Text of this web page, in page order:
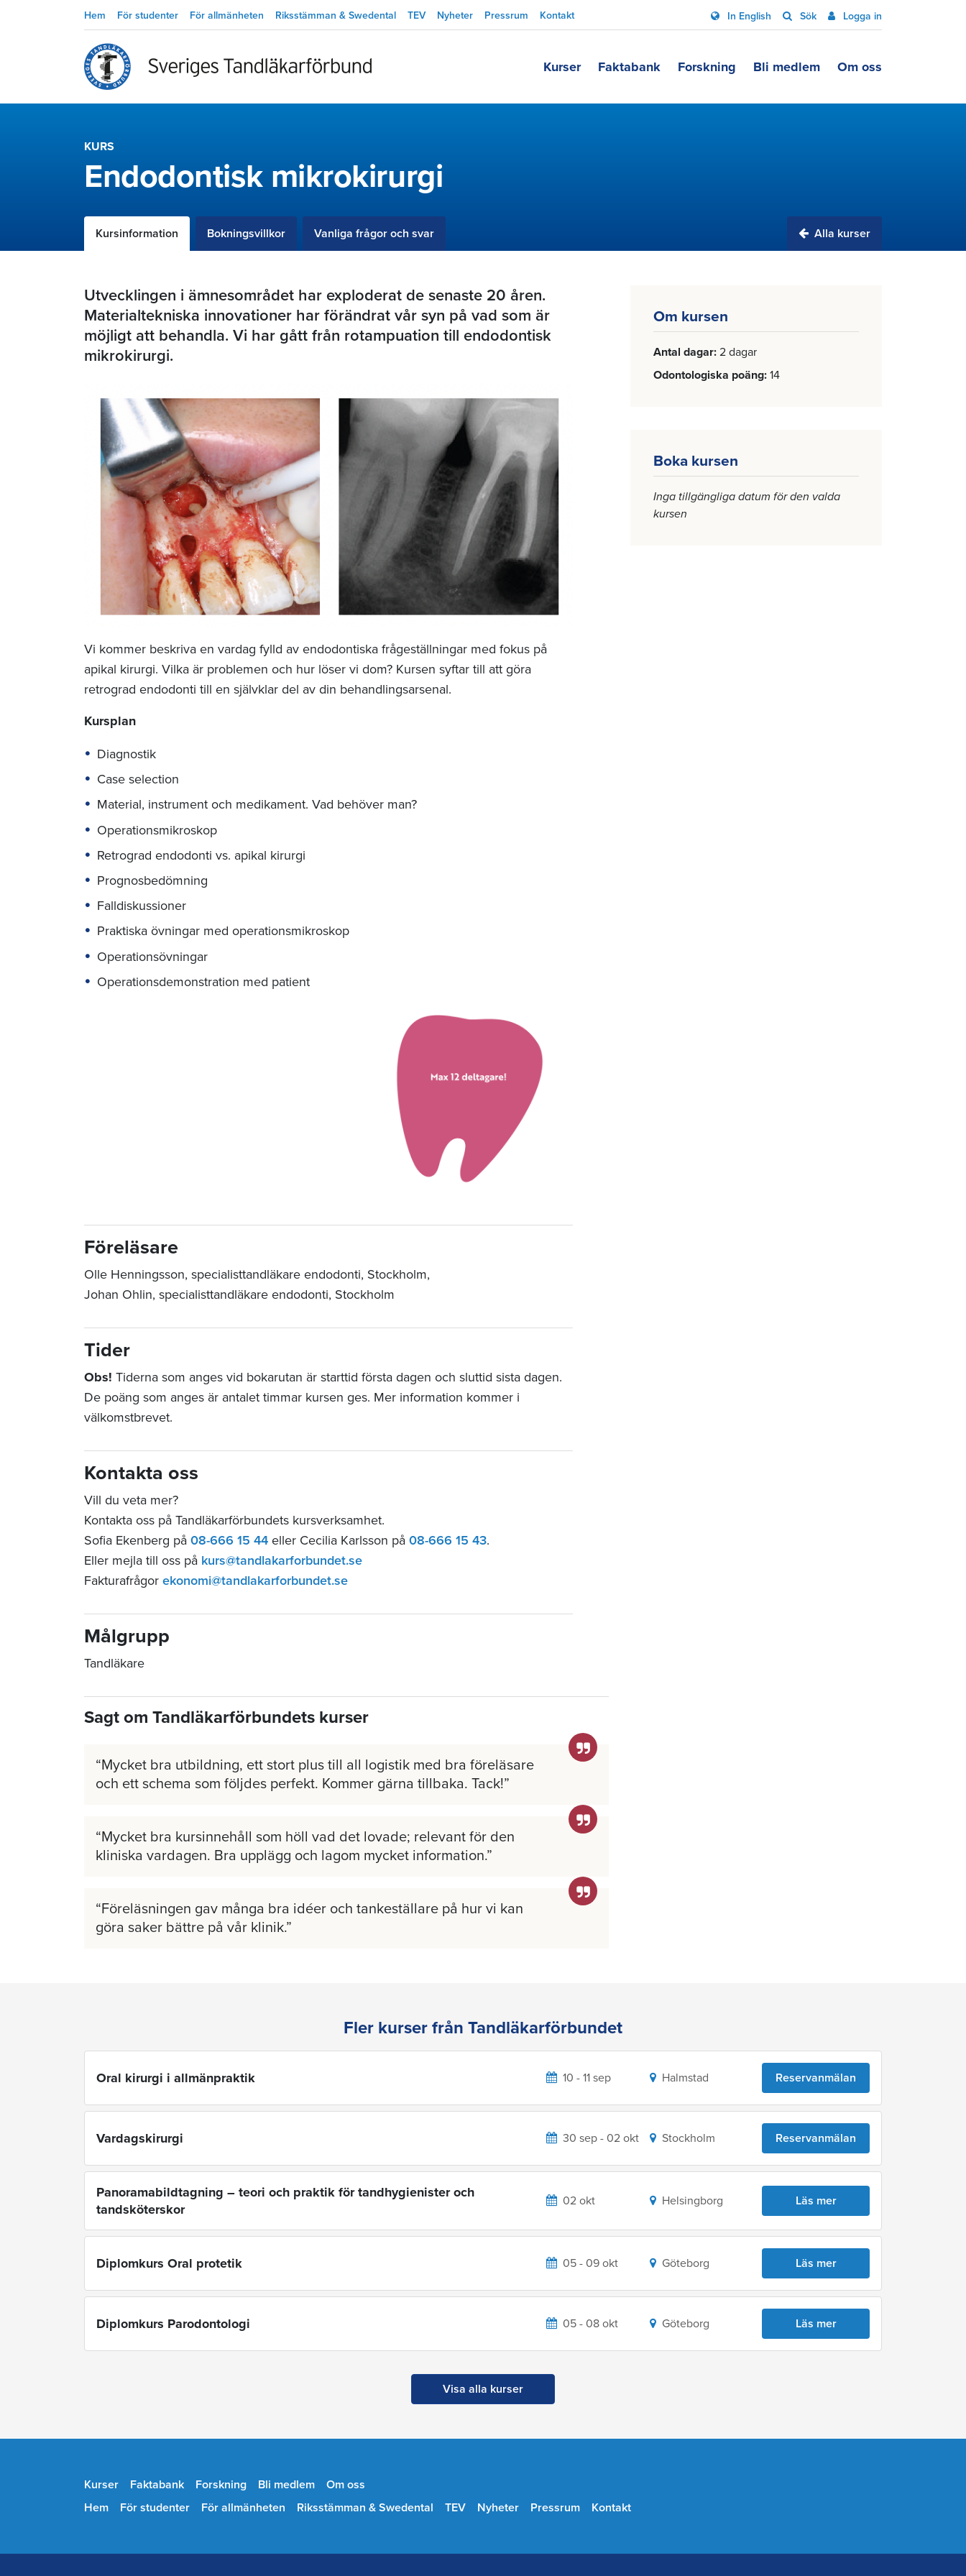
Hem För studenter För allmänheten Riksstämman & Swedental TEV Nyheter Pressrum Kontakt In English Sök Logga in
Kurser Faktabank Forskning Bli medlem Om oss
KURS
Endodontisk mikrokirurgi
Kursinformation Bokningsvillkor Vanliga frågor och svar Alla kurser
Om kursen
Antal dagar 2 dagar
Odontologiska poäng 14
Boka kursen
Inga tillgängliga datum för den valda
kursen
Utvecklingen i ämnesområdet har exploderat de senaste 20 åren.
Materialtekniska innovationer har förändrat vår syn på vad som är
möjligt att behandla. Vi har gått från rotampuation till endodontisk
mikrokirurgi.
Vi kommer beskriva en vardag fylld av endodontiska frågeställningar med fokus på
apikal kirurgi. Vilka är problemen och hur löser vi dom? Kursen syftar till att göra
retrograd endodonti till en självklar del av din behandlingsarsenal.
Kursplan
Diagnostik
Case selection
Material, instrument och medikament. Vad behöver man?
Operationsmikroskop
Retrograd endodonti vs. apikal kirurgi
Prognosbedömning
Falldiskussioner
Praktiska övningar med operationsmikroskop
Operationsövningar
Operationsdemonstration med patient
Föreläsare
Olle Henningsson, specialisttandläkare endodonti, Stockholm,
Johan Ohlin, specialisttandläkare endodonti, Stockholm
Tider
Obs! Tiderna som anges vid bokarutan är starttid första dagen och sluttid sista dagen.
De poäng som anges är antalet timmar kursen ges. Mer information kommer i
välkomstbrevet.
Kontakta oss
Vill du veta mer?
Kontakta oss på Tandläkarförbundets kursverksamhet.
Sofia Ekenberg på 08-666 15 44 eller Cecilia Karlsson på 08-666 15 43.
Eller mejla till oss på kurs@tandlakarforbundet.se
Fakturafrågor ekonomi@tandlakarforbundet.se
Målgrupp
Tandläkare
Sagt om Tandläkarförbundets kurser
Mycket bra utbildning, ett stort plus till all logistik med bra föreläsare
och ett schema som följdes perfekt. Kommer gärna tillbaka. Tack!
Mycket bra kursinnehåll som höll vad det lovade; relevant för den
kliniska vardagen. Bra upplägg och lagom mycket information.
Föreläsningen gav många bra idéer och tankeställare på hur vi kan
göra saker bättre på vår klinik.
Fler kurser från Tandläkarförbundet
Oral kirurgi i allmänpraktik 10 - 11 sep Halmstad Reservanmälan
Vardagskirurgi 30 sep - 02 okt Stockholm Reservanmälan
Panoramabildtagning – teori och praktik för tandhygienister och
tandsköterskor
02 okt Helsingborg Läs mer
Diplomkurs Oral protetik 05 - 09 okt Göteborg Läs mer
Diplomkurs Parodontologi 05 - 08 okt Göteborg Läs mer
Visa alla kurser
Kurser Faktabank Forskning Bli medlem
Om oss
Hem
För studenter För allmänheten Riksstämman & Swedental TEV Nyheter Pressrum Kontakt